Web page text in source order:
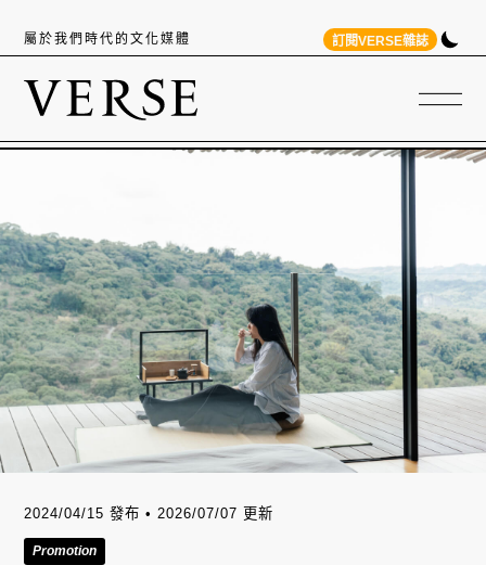
屬於我們時代的文化媒體 訂閱VERSE雜誌
2024/04/15 發布 • 2026/07/07 更新
Promotion